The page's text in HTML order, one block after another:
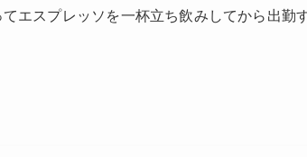
エスプレッソを一杯立ち飲みしてから出勤